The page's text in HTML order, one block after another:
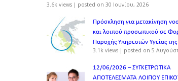
3.6k views | posted on 30 Ιουνίου, 2026
Πρόσκληση για μετακίνηση
και λοιπού προσωπικού σε
Παροχής Υπηρεσιών Υγείας
3.1k views | posted on 5
12/06/2026 – ΣΥΓΚΕΤΡΩΤΙΚΑ
ΑΠΟΤΕΛΕΣΜΑΤΑ ΛΟΙΠΟΥ